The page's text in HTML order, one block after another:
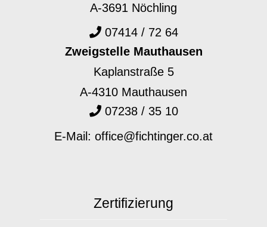
A-3691 Nöchling
07414 / 72 64
Zweigstelle Mauthausen
Kaplanstraße 5
A-4310 Mauthausen
07238 / 35 10
E-Mail: office@fichtinger.co.at
Zertifizierung